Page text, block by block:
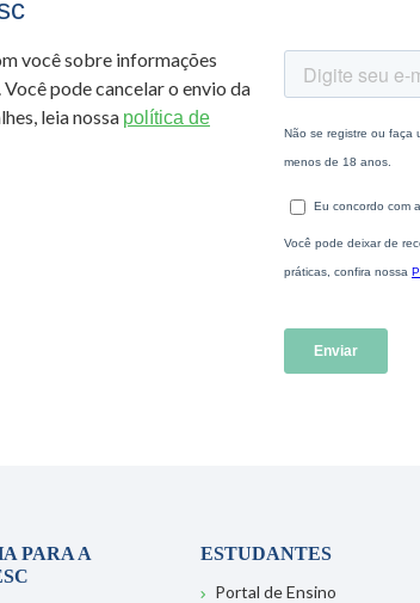
você sobre informações
pode cancelar o envio da
leia nossa política de
PARA A
ESTUDANTES
Portal de Ensino